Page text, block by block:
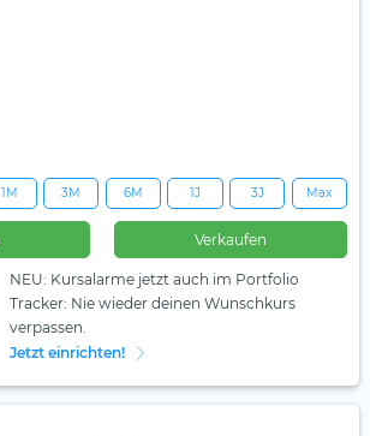
1M 3M 6M 1J 3J Max
Verkaufen
NEU: Kursalarme jetzt auch im Portfolio
Tracker: Nie wieder deinen Wunschkurs
verpassen.
Jetzt einrichten!